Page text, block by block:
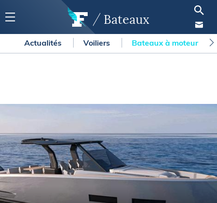
Bateaux
Actualités Voiliers Bateaux à moteur